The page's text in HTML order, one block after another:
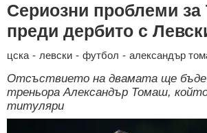
Сериозни проблеми
преди дербито с
цска - левски - футбол - александър
Отсъствието на двамата ще
треньора Александър Томаш,
титуляри